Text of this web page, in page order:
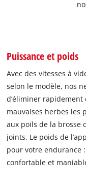
Puissance et poids
Avec des vitesses à
selon le modèle, nos
d’éliminer
mauvaises herbes les
aux poils de la brosse
joints. Le poids de
pour votre endurance
confortable et